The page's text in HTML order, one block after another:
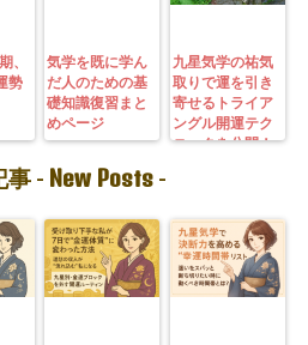
、
勢
気学を既に学ん
だ人のための基
礎知識復習まと
めページ
九星気学の祐気
取りで運を引き
寄せるトライア
ングル開運テク
ニックを公開！
事 - New Posts -